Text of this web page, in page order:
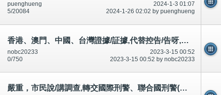
2024-1-3 01:07
puenghueng
2024-1-26 02:02 by puenghueng
5/20084
香港、澳門、中國、台灣證據/証據,代替控告/告呀,賠償索償生活.誰/那人,升職20萬,跟我無/沒關係
2023-3-15 00:52
nobc20233
2023-3-15 00:52 by nobc20233
0/750
嚴重，市民說/講調查,轉交國際刑警、聯合國刑警(警察)。如果有193個國家，好像/好似70億人？